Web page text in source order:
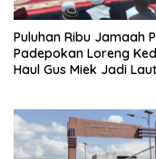
Puluhan Ribu Jamaah
Padepokan Loreng
Haul Gus Miek Jadi